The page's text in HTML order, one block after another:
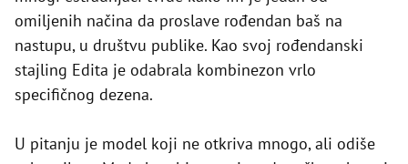
omiljenih načina da proslave rođendan baš na
nastupu, u društvu publike. Kao svoj rođendanski
stajling Edita je odabrala kombinezon vrlo
specifičnog dezena.
U pitanju je model koji ne otkriva mnogo, ali odiše